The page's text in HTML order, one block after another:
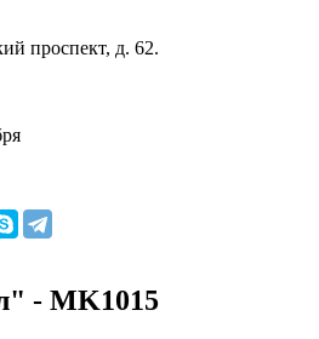
проспект, д. 62.
- MK1015